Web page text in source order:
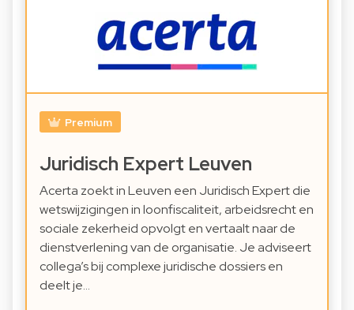
Premium
Juridisch Expert Leuven
Acerta zoekt in Leuven een Juridisch Expert die
wetswijzigingen in loonfiscaliteit, arbeidsrecht en
sociale zekerheid opvolgt en vertaalt naar de
dienstverlening van de organisatie. Je adviseert
collega’s bij complexe juridische dossiers en
deelt je…